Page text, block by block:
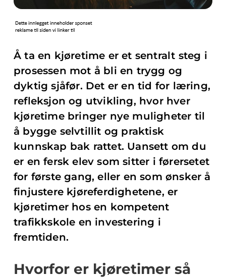
Å ta en kjøretime er et sentralt steg i
prosessen mot å bli en trygg og
dyktig sjåfør. Det er en tid for læring,
refleksjon og utvikling, hvor hver
kjøretime bringer nye muligheter til
å bygge selvtillit og praktisk
kunnskap bak rattet. Uansett om du
er en fersk elev som sitter i førersetet
for første gang, eller en som ønsker å
finjustere kjøreferdighetene, er
kjøretimer hos en kompetent
trafikkskole en investering i
fremtiden.
Hvorfor er kjøretimer så